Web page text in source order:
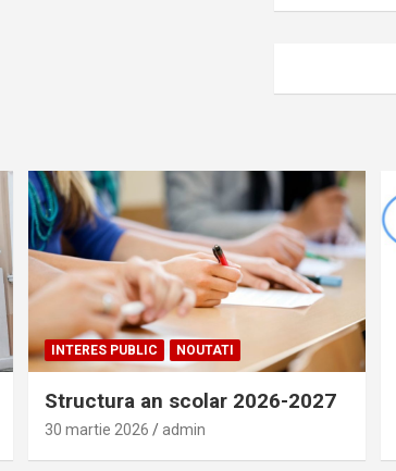
INTERES PUBLIC NOUTATI
Structura an scolar 2026-2027
30 martie 2026 admin